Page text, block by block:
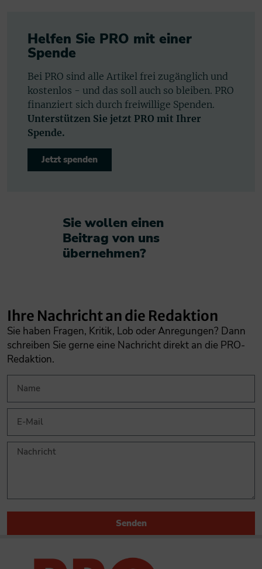
Helfen Sie PRO mit einer
Spende
Bei PRO sind alle Artikel frei zugänglich und
kostenlos - und das soll auch so bleiben. PRO
finanziert sich durch freiwillige Spenden.
Unterstützen Sie jetzt PRO mit Ihrer
Spende.
Jetzt spenden
Sie wollen einen
Beitrag von uns
übernehmen?​
Ihre Nachricht an die Redaktion
Sie haben Fragen, Kritik, Lob oder Anregungen? Dann
schreiben Sie gerne eine Nachricht direkt an die PRO-
Redaktion.
Senden